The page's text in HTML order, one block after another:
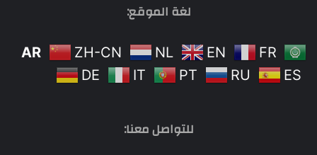
لغة الموقع:
AR ZH-CN NL EN
FR
DE
IT PT RU ES
للتواصل معنا: